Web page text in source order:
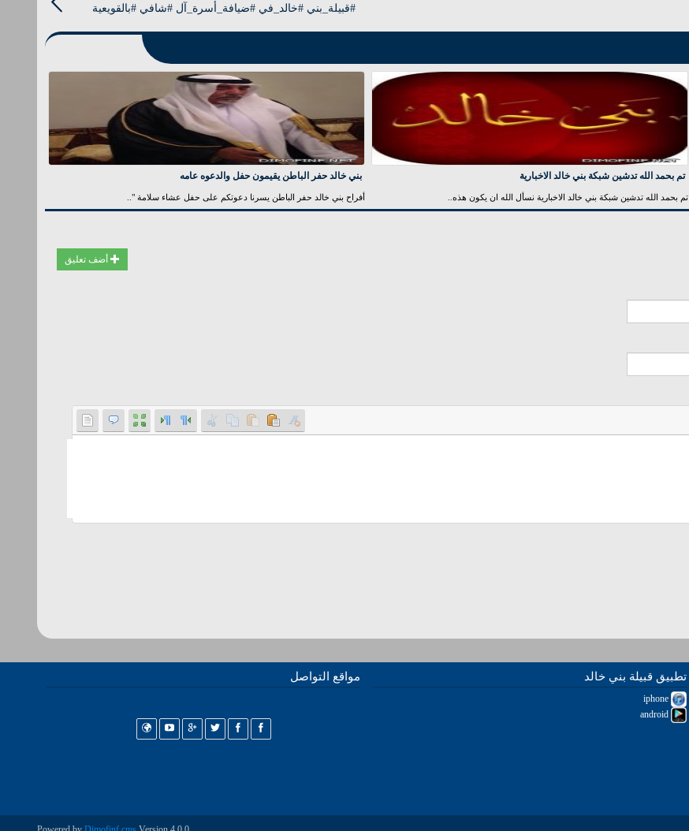
#قبيلة_بني #خالد_في #ضيافة_أسرة_آل #شافي #بالقويعية
تم بحمد الله تدشين شبكة بني خالد الاخبارية
تم بحمد الله تدشين شبكة بني خالد الاخبارية نسأل الله ان يكون هذه..
بني خالد حفر الباطن يقيمون حفل والدعوه عامه
أفراح بني خالد حفر الباطن يسرنا دعوتكم على حفل عشاء سلامة "..
أضف تعليق
تطبيق قبيلة بني خالد مواقع التواصل